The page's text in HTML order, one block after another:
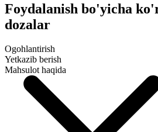
Foydalanish bo'yicha
dozalar
Ogohlantirish
Yetkazib berish
Mahsulot haqida